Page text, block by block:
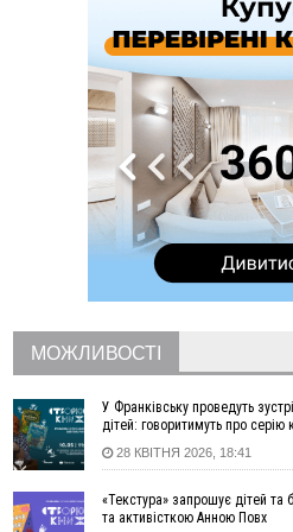
У Болгарії затримали
наркотики для міжнародного
Стефанішина отримала нову
запобіжний захід
«Пілот з Лондона» видурив у
майже 64 тисячі гривень
У четвер на Прикарпатті
На Снятинщині спіймали
у полі невідому речовину
У МОЗ змінили підхід до
роботи стаціонарів
русло Золотої Липи та
11:44
У Франківську та Яремче
рекорди
11:17
Росія вдарила по Харкову
пошкоджено цивільне
ставками в Івано-Франківській
МОЖЛИВОСТІ
У Франківську проведуть
дітей: говоритимуть про серію
28 КВІТНЯ 2026, 18:41
«Текстура» запрошує дітей та
та активісткою Анною Повх